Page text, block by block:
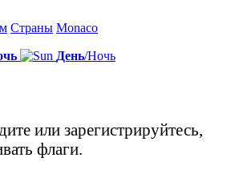
Страны Monaco
День/Ночь
или зарегистрируйтесь,
флаги.